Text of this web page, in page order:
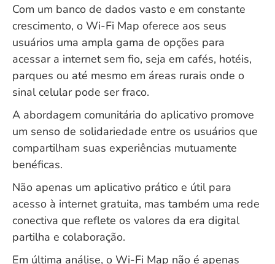
Com um banco de dados vasto e em constante
crescimento, o Wi-Fi Map oferece aos seus
usuários uma ampla gama de opções para
acessar a internet sem fio, seja em cafés, hotéis,
parques ou até mesmo em áreas rurais onde o
sinal celular pode ser fraco.
A abordagem comunitária do aplicativo promove
um senso de solidariedade entre os usuários que
compartilham suas experiências mutuamente
benéficas.
Não apenas um aplicativo prático e útil para
acesso à internet gratuita, mas também uma rede
conectiva que reflete os valores da era digital
partilha e colaboração.
Em última análise, o Wi-Fi Map não é apenas